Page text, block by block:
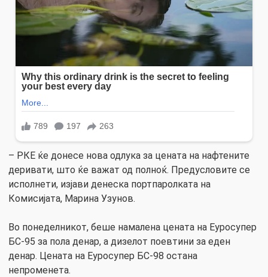
– РКЕ ќе донесе нова одлука за цената на нафтените
деривати, што ќе важат од полноќ. Предусловите се
исполнети, изјави денеска портпаролката на
Комисијата, Марина Узунов.
Во понеделникот, беше намалена цената на Еуросупер
БС-95 за пола денар, а дизелот поевтини за еден
денар. Цената на Еуросупер БС-98 остана
непроменета.